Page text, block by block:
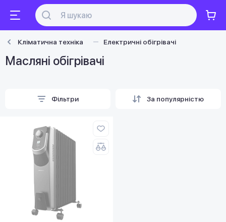
Кліматична техніка Електричні обігрівачі
Масляні обігрівачі
Фільтри За популярністю